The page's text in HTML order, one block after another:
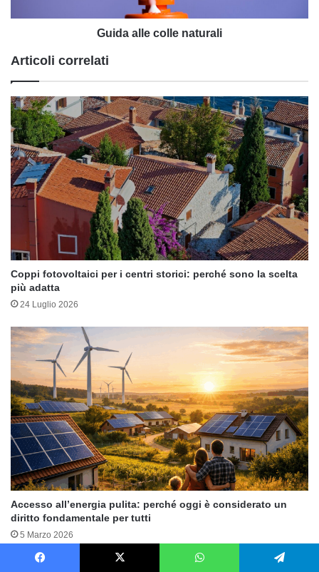
Guida alle colle naturali
Articoli correlati
Coppi fotovoltaici per i centri storici: perché sono la scelta
più adatta
24 Luglio 2026
Accesso all’energia pulita: perché oggi è considerato un
diritto fondamentale per tutti
5 Marzo 2026